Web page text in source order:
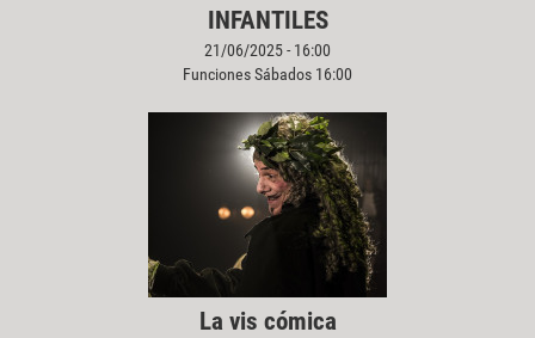
INFANTILES
21/06/2025 - 16:00
Funciones Sábados 16:00
La vis cómica